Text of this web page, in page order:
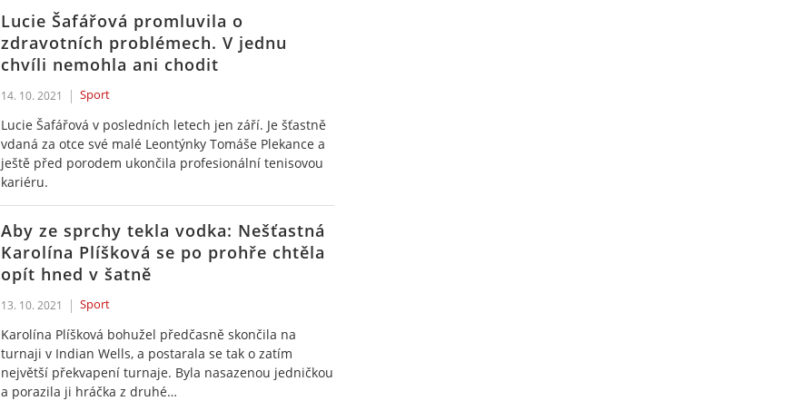
Lucie Šafářová promluvila o
zdravotních problémech. V jednu
chvíli nemohla ani chodit
14. 10. 2021 Sport
Lucie Šafářová v posledních letech jen září. Je šťastně
vdaná za otce své malé Leontýnky Tomáše Plekance a
ještě před porodem ukončila profesionální tenisovou
kariéru.
Aby ze sprchy tekla vodka: Nešťastná
Karolína Plíšková se po prohře chtěla
opít hned v šatně
13. 10. 2021 Sport
Karolína Plíšková bohužel předčasně skončila na
turnaji v Indian Wells, a postarala se tak o zatím
největší překvapení turnaje. Byla nasazenou jedničkou
a porazila ji hráčka z druhé…